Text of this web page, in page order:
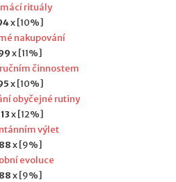
rituály
x [10%]
nakupování
x [11%]
činnostem
x [10%]
obyčejné rutiny
x [12%]
výlet
88x [9%]
evoluce
88x [9%]